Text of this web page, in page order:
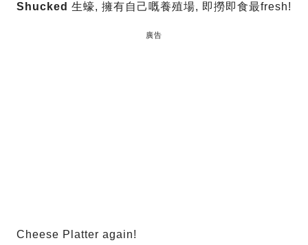
Shucked 生蠔, 擁有自己嘅養殖場, 即撈即食最fresh!
廣告
Cheese Platter again!